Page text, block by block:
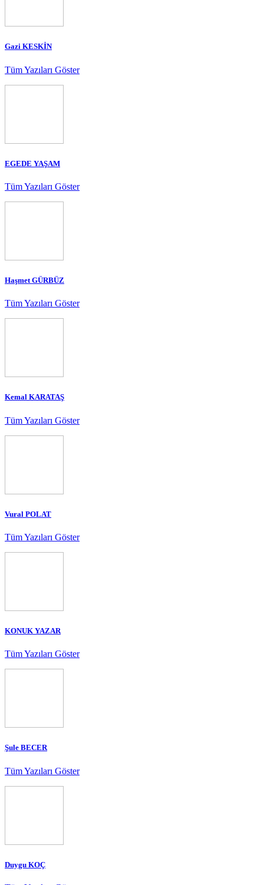
Gazi KESKİN
Tüm Yazıları Göster
EGEDE YAŞAM
Tüm Yazıları Göster
Haşmet GÜRBÜZ
Tüm Yazıları Göster
Kemal KARATAŞ
Tüm Yazıları Göster
Vural POLAT
Tüm Yazıları Göster
KONUK YAZAR
Tüm Yazıları Göster
Şule BECER
Tüm Yazıları Göster
Duygu KOÇ